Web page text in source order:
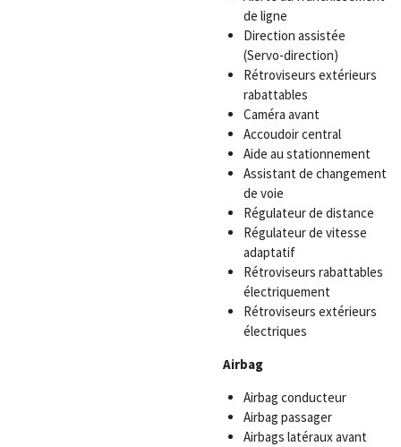
de ligne
Direction assistée
(Servo-direction)
Rétroviseurs extérieurs
rabattables
Caméra avant
Accoudoir central
Aide au stationnement
Assistant de changement
de voie
Régulateur de distance
Régulateur de vitesse
adaptatif
Rétroviseurs rabattables
électriquement
Rétroviseurs extérieurs
électriques
Airbag
Airbag conducteur
Airbag passager
Airbags latéraux avant